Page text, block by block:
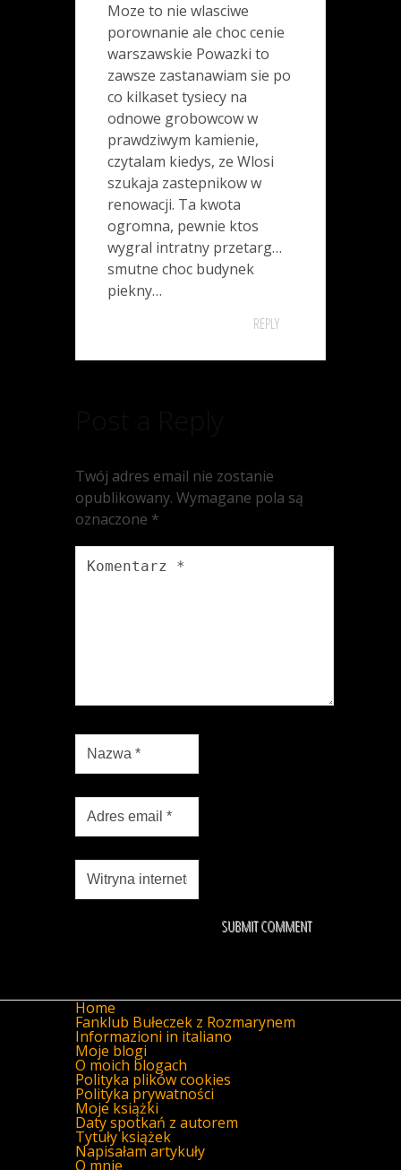
Moze to nie wlasciwe
porownanie ale choc cenie
warszawskie Powazki to
zawsze zastanawiam sie po
co kilkaset tysiecy na
odnowe grobowcow w
prawdziwym kamienie,
czytalam kiedys, ze Wlosi
szukaja zastepnikow w
renowacji. Ta kwota
ogromna, pewnie ktos
wygral intratny przetarg…
smutne choc budynek
piekny…
REPLY
Twój adres email nie zostanie
opublikowany. Wymagane pola są
oznaczone *
Home
Fanklub Bułeczek z Rozmarynem
Informazioni in italiano
Moje blogi
O moich blogach
Polityka plików cookies
Polityka prywatności
Moje książki
Daty spotkań z autorem
Tytuły książek
Napisałam artykuły
O mnie